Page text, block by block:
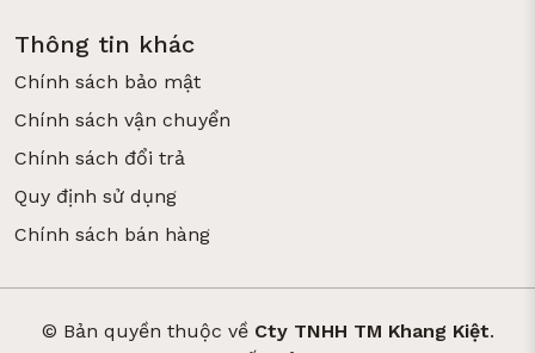
Thông tin khác
Chính sách bảo mật
Chính sách vận chuyển
Chính sách đổi trả
Quy định sử dụng
Chính sách bán hàng
© Bản quyền thuộc về Cty TNHH TM Khang Kiệt.